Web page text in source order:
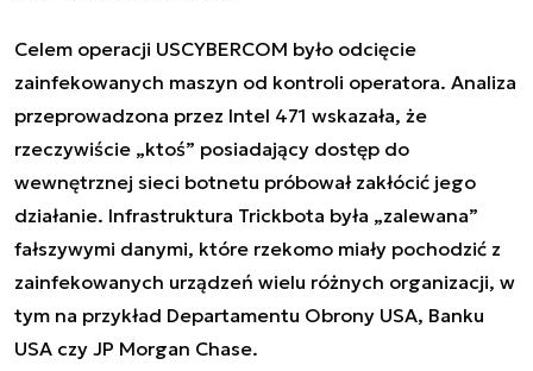
Celem operacji USCYBERCOM było odcięcie
zainfekowanych maszyn od kontroli operatora. Analiza
przeprowadzona przez Intel 471 wskazała, że
rzeczywiście „ktoś” posiadający dostęp do
wewnętrznej sieci botnetu próbował zakłócić jego
działanie. Infrastruktura Trickbota była „zalewana”
fałszywymi danymi, które rzekomo miały pochodzić z
zainfekowanych urządzeń wielu różnych organizacji, w
tym na przykład Departamentu Obrony USA, Banku
USA czy JP Morgan Chase.